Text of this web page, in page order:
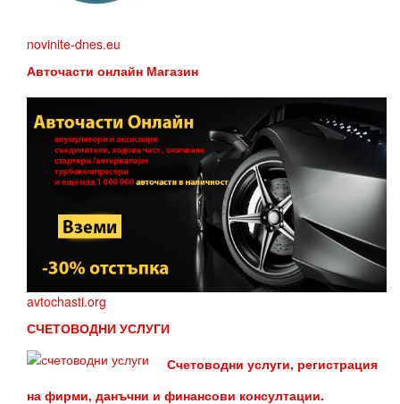
novinite-dnes.eu
Авточасти онлайн Магазин
avtochasti.org
СЧЕТОВОДНИ УСЛУГИ
Счетоводни услуги, регистрация
на фирми, данъчни и финансови консултации.